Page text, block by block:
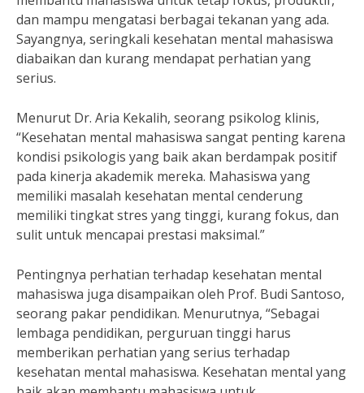
dan mampu mengatasi berbagai tekanan yang ada.
Sayangnya, seringkali kesehatan mental mahasiswa
diabaikan dan kurang mendapat perhatian yang
serius.
Menurut Dr. Aria Kekalih, seorang psikolog klinis,
“Kesehatan mental mahasiswa sangat penting karena
kondisi psikologis yang baik akan berdampak positif
pada kinerja akademik mereka. Mahasiswa yang
memiliki masalah kesehatan mental cenderung
memiliki tingkat stres yang tinggi, kurang fokus, dan
sulit untuk mencapai prestasi maksimal.”
Pentingnya perhatian terhadap kesehatan mental
mahasiswa juga disampaikan oleh Prof. Budi Santoso,
seorang pakar pendidikan. Menurutnya, “Sebagai
lembaga pendidikan, perguruan tinggi harus
memberikan perhatian yang serius terhadap
kesehatan mental mahasiswa. Kesehatan mental yang